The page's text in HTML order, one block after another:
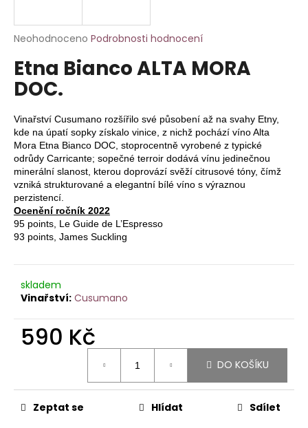
Průměrné
produktu
je
0,0
5
hvězdiček.
Neohodnoceno Podrobnosti hodnocení
Etna Bianco ALTA MORA
DOC.
Vinařství Cusumano rozšířilo své působení až na svahy Etny,
kde na úpatí sopky získalo vinice, z nichž pochází víno Alta
Mora Etna Bianco DOC, stoprocentně vyrobené z typické
odrůdy Carricante; sopečné terroir dodává vínu jedinečnou
minerální slanost, kterou doprovází svěží citrusové tóny, čímž
vzniká strukturované a elegantní bílé víno s výraznou
perzistencí.
Ocenění ročník 2022
95 points, Le Guide de L’Espresso
93 points, James Suckling
skladem
Cusumano
590 Kč
DO KOŠÍKU
Zeptat se Hlídat Sdílet
j
t
?
HLEDAT
D
o
o
u
u
e